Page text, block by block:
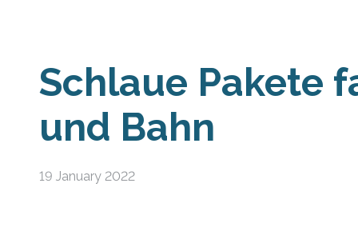
Schlaue Pakete
und Bahn
19 January 2022